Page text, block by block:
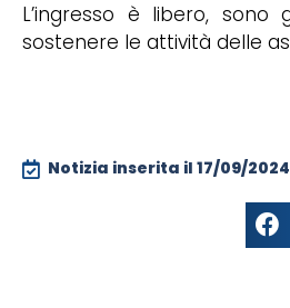
L’ingresso è libero,
sostenere le attività delle
Notizia inserita il 17/09/2024